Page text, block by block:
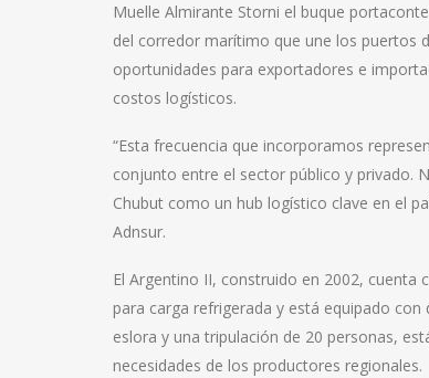
Muelle Almirante Storni el buque
del corredor marítimo que une los puertos
oportunidades para exportadores e
costos logísticos.
“Esta frecuencia que incorporamos
conjunto entre el sector público y privado.
Chubut como un hub logístico clave en el
Adnsur.
El Argentino II, construido en 2002, cuenta
para carga refrigerada y está equipado
eslora y una tripulación de 20 personas,
necesidades de los productores regionales.